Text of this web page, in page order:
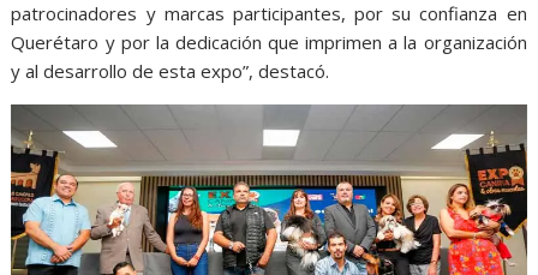
patrocinadores y marcas participantes, por su confianza en
Querétaro y por la dedicación que imprimen a la organización
y al desarrollo de esta expo”, destacó.